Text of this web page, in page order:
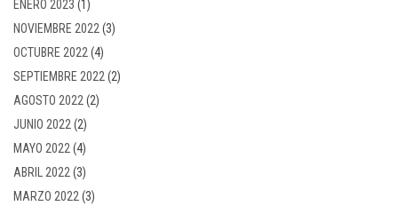
ENERO 2023 (1)
NOVIEMBRE 2022 (3)
OCTUBRE 2022 (4)
SEPTIEMBRE 2022 (2)
AGOSTO 2022 (2)
JUNIO 2022 (2)
MAYO 2022 (4)
ABRIL 2022 (3)
MARZO 2022 (3)